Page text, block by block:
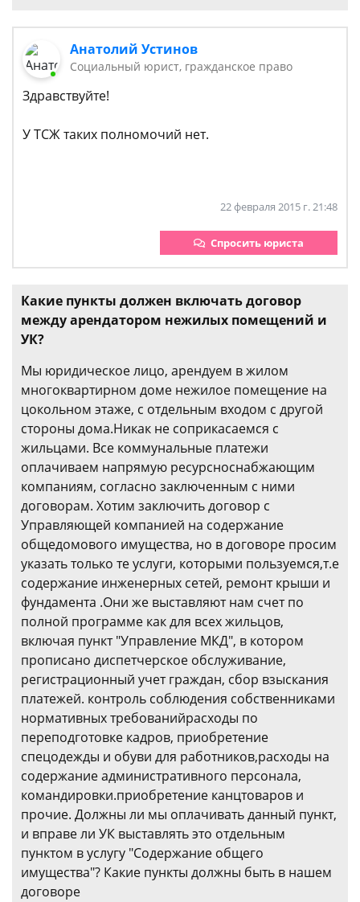
Анатолий Устинов
Социальный юрист, гражданское право
Здравствуйте!
У ТСЖ таких полномочий нет.
22 февраля 2015 г. 21:48
Спросить юриста
Какие пункты должен включать договор
между арендатором нежилых помещений и
УК?
Мы юридическое лицо, арендуем в жилом
многоквартирном доме нежилое помещение на
цокольном этаже, с отдельным входом с другой
стороны дома.Никак не соприкасаемся с
жильцами. Все коммунальные платежи
оплачиваем напрямую ресурсноснабжающим
компаниям, согласно заключенным с ними
договорам. Хотим заключить договор с
Управляющей компанией на содержание
общедомового имущества, но в договоре просим
указать только те услуги, которыми пользуемся,т.е
содержание инженерных сетей, ремонт крыши и
фундамента .Они же выставляют нам счет по
полной программе как для всех жильцов,
включая пункт "Управление МКД", в котором
прописано диспетчерское обслуживание,
регистрационный учет граждан, сбор взыскания
платежей. контроль соблюдения собственниками
нормативных требованийрасходы по
переподготовке кадров, приобретение
спецодежды и обуви для работников,расходы на
содержание административного персонала,
командировки.приобретение канцтоваров и
прочие. Должны ли мы оплачивать данный пункт,
и вправе ли УК выставлять это отдельным
пунктом в услугу "Содержание общего
имущества"? Какие пункты должны быть в нашем
договоре